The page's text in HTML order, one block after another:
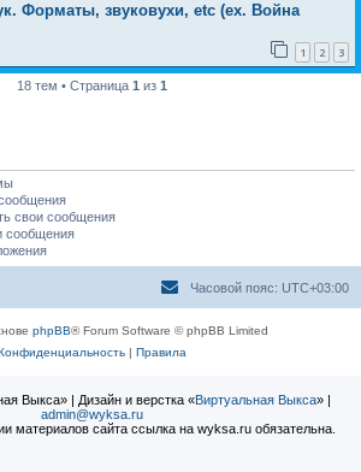
Форматы, звуковухи, etc (ех. Война
1 2 3
18 тем • Страница 1 из 1
свои сообщения
сообщения
Часовой пояс: UTC+03:00
phpBB® Forum Software © phpBB Limited
| Правила
Выкса» | Дизайн и верстка «Виртуальная Выкса» |
admin@wyksa.ru
материалов сайта ссылка на wyksa.ru обязательна.